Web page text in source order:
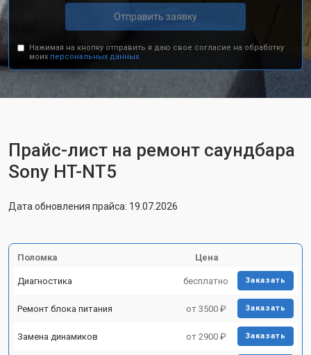
Отправить заявку
Нажимая на кнопку отправить я даю свое согласие на обработку
моих персональных данных.
Прайс-лист на ремонт саундбара
Sony HT-NT5
Дата обновления прайса: 19.07.2026
Поломка Цена
Диагностика бесплатно Заказать
Ремонт блока питания от 3500 ₽ Заказать
Замена динамиков от 2900 ₽ Заказать